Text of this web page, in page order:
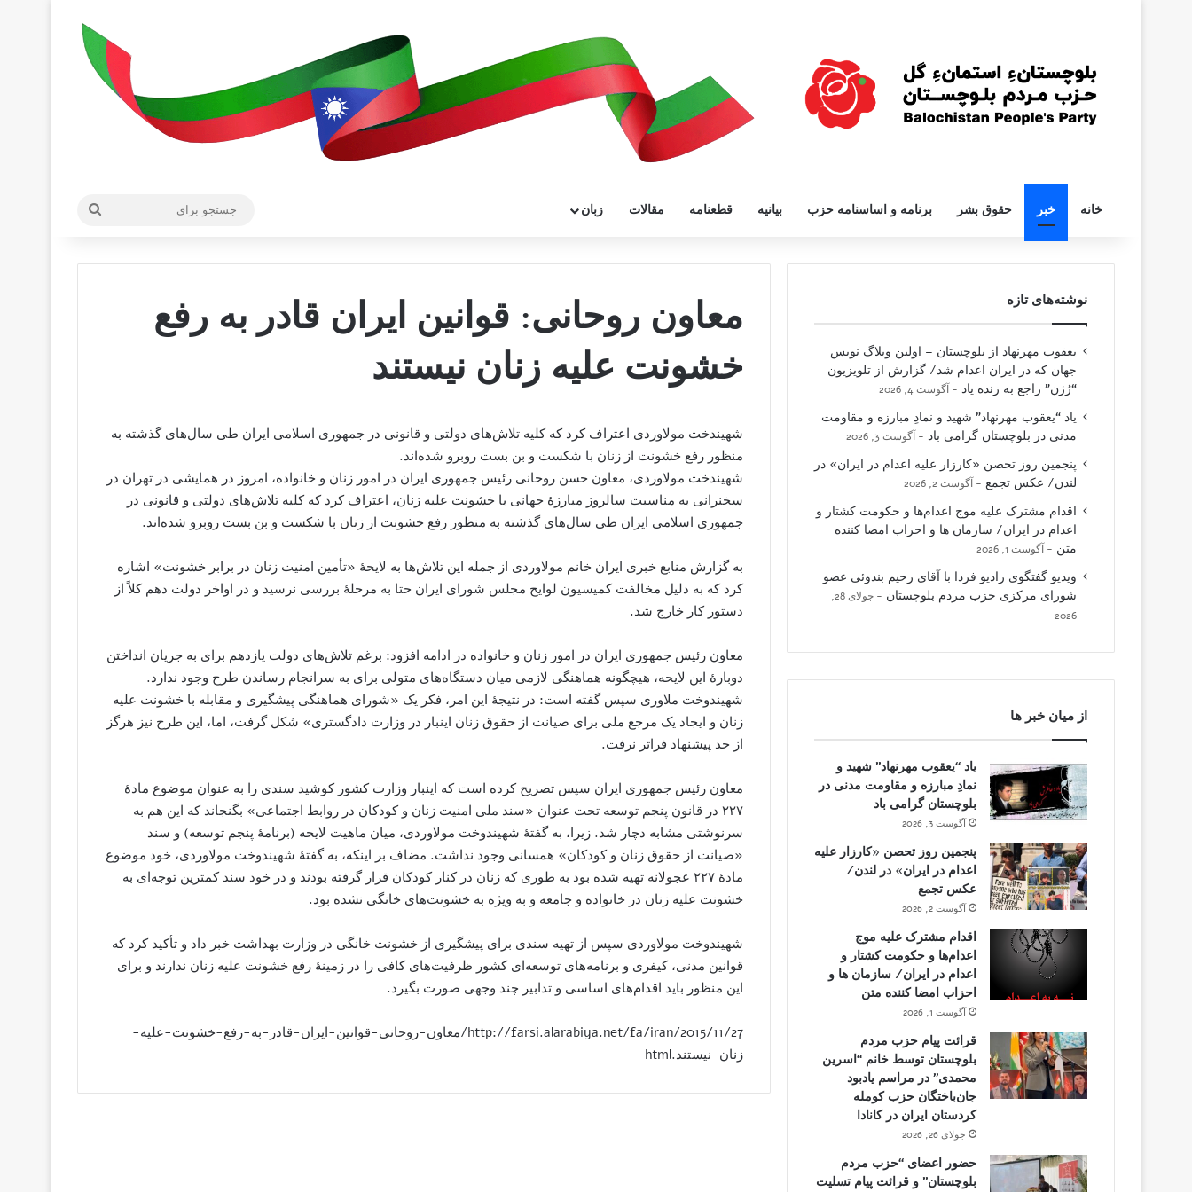
خانه خبر حقوق بشر برنامه و اساسنامه حزب بیانیه قطعنامه مقالات زبان
معاون روحانی: قوانین ایران قادر به رفع
خشونت علیه زنان نیستند
شهیندخت مولاوردی اعتراف کرد که کلیه تلاش‌های دولتی و قانونی در جمهوری اسلامی ایران طی سال‌های گذشته به
منظور رفع خشونت از زنان با شکست و بن بست روبرو شده‌اند.
شهیندخت مولاوردی، معاون حسن روحانی رئیس جمهوری ایران در امور زنان و خانواده، امروز در همایشی در تهران در
سخنرانی به مناسبت سالروز مبارزۀ جهانی با خشونت علیه زنان، اعتراف کرد که کلیه تلاش‌های دولتی و قانونی در
جمهوری اسلامی ایران طی سال‌های گذشته به منظور رفع خشونت از زنان با شکست و بن بست روبرو شده‌اند.
به گزارش منابع خبری ایران خانم مولاوردی از جمله این تلاش‌ها به لایحۀ «تأمین امنیت زنان در برابر خشونت» اشاره
کرد که به دلیل مخالفت کمیسیون لوایح مجلس شورای ایران حتا به مرحلۀ بررسی نرسید و در اواخر دولت دهم کلاً از
دستور کار خارج شد.
معاون رئیس جمهوری ایران در امور زنان و خانواده در ادامه افزود: برغم تلاش‌های دولت یازدهم برای به جریان انداختن
دوبارۀ این لایحه، هیچگونه هماهنگی لازمی میان دستگاه‌های متولی برای به سرانجام رساندن طرح وجود ندارد.
شهیندوخت ملاوری سپس گفته است: در نتیجۀ این امر، فکر یک «شورای هماهنگی پیشگیری و مقابله با خشونت علیه
زنان و ایجاد یک مرجع ملی برای صیانت از حقوق زنان اینبار در وزارت دادگستری» شکل گرفت، اما، این طرح نیز هرگز
از حد پیشنهاد فرا‌تر نرفت.
معاون رئیس جمهوری ایران سپس تصریح کرده است که اینبار وزارت کشور کوشید سندی را به عنوان موضوع مادۀ
۲۲۷ در قانون پنجم توسعه تحت عنوان «سند ملی امنیت زنان و کودکان در روابط اجتماعی» بگنجاند که این هم به
سرنوشتی مشابه دچار شد. زیرا، به گفتۀ شهیندوخت مولاوردی، میان ماهیت لایحه (برنامۀ پنجم توسعه) و سند
«صیانت از حقوق زنان و کودکان» همسانی وجود نداشت. مضاف بر اینکه، به گفتۀ شهیندوخت مولاوردی، خود موضوع
مادۀ ۲۲۷ عجولانه تهیه شده بود به طوری که زنان در کنار کودکان قرار گرفته بودند و در خود سند کمترین توجه‌ای به
خشونت علیه زنان در خانواده و جامعه و به ویژه به خشونت‌های خانگی نشده بود.
شهیندوخت مولاوردی سپس از تهیه سندی برای پیشگیری از خشونت خانگی در وزارت بهداشت خبر داد و تأکید کرد که
قوانین مدنی، کیفری و برنامه‌های توسعه‌ای کشور ظرفیت‌های کافی را در زمینۀ رفع خشونت علیه زنان ندارند و برای
این منظور باید اقدام‌های اساسی و تدابیر چند وجهی صورت بگیرد.
http://farsi.alarabiya.net/fa/iran/2015/11/27/معاون-روحانی-قوانین-ایران-قادر-به-رفع-خشونت-علیه-
زنان-نیستند.html
نوشته‌های تازه
یعقوب مهرنهاد از بلوچستان – اولین وبلاگ نویس
جهان که در ایران اعدام شد/ گزارش از تلویزیون
“رُژن” راجع به زنده یاد
آگوست 4, 2026
یاد “یعقوب مهرنهاد” شهید و نمادِ مبارزه و مقاومت
مدنی در بلوچستان گرامی باد
آگوست 3, 2026
پنجمین روز تحصن «کارزار علیه اعدام در ایران» در
لندن/ عکس تجمع
آگوست 2, 2026
اقدام مشترک علیه موج اعدام‌ها و حکومت کشتار و
اعدام در ایران/ سازمان ها و احزاب امضا کننده
متن
آگوست 1, 2026
ویدیو گفتگوی رادیو فردا با آقای رحیم بندوئی عضو
شورای مرکزی حزب مردم بلوچستان
جولای 28,
2026
از میان خبر ها
یاد “یعقوب مهرنهاد” شهید و
نمادِ مبارزه و مقاومت مدنی در
بلوچستان گرامی باد
آگوست 3, 2026
پنجمین روز تحصن «کارزار علیه
اعدام در ایران» در لندن/
عکس تجمع
آگوست 2, 2026
اقدام مشترک علیه موج
اعدام‌ها و حکومت کشتار و
اعدام در ایران/ سازمان ها و
احزاب امضا کننده متن
آگوست 1, 2026
قرائت پیام حزب مردم
بلوچستان توسط خانم “اسرین
محمدی” در مراسم یادبود
جان‌باختگان حزب کومله
کردستان ایران در کانادا
جولای 26, 2026
حضور اعضای “حزب مردم
بلوچستان” و قرائت پیام تسلیت